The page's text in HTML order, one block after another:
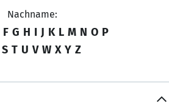
Nachname:
F G H I J K L M N O P
S T U V W X Y Z